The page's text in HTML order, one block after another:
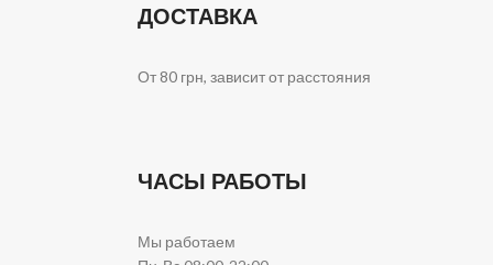
ДОСТАВКА
От 80 грн, зависит от расстояния
ЧАСЫ РАБОТЫ
Мы работаем